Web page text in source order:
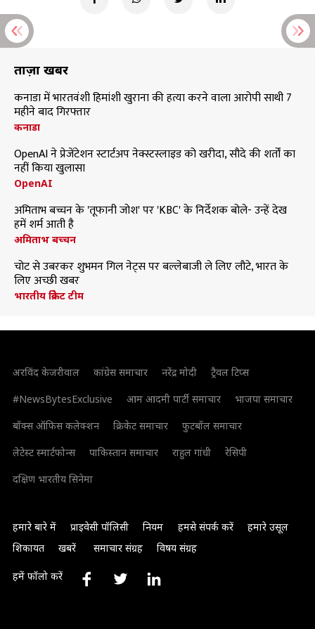
ताज़ा खबरें
कनाडा में भारतवंशी हिमांशी खुराना की हत्या करने वाला आरोपी साथी 7
महीने बाद गिरफ्तार
कनाडा
OpenAI ने प्रेजेंटेशन स्टार्टअप नेक्स्टस्लाइड को खरीदा, सौदे की शर्तों का
नहीं किया खुलासा
OpenAI
अमिताभ बच्चन के 'तूफानी जोश' पर 'KBC' के निर्देशक बोले- उन्हें देख
हमें शर्म आती है
अमिताभ बच्चन
चोट से उबरकर शुभमन गिल नेट्स पर बल्लेबाजी ले लिए लौटे, भारत के
लिए अच्छी खबर
भारतीय क्रिकेट टीम
अरविंद केजरीवाल कांग्रेस समाचार नरेंद्र मोदी
ट्रैवल टिप्स
#NewsBytesExclusive
आम आदमी पार्टी समाचार
भाजपा समाचार
बॉक्स ऑफिस कलेक्शन
क्रिकेट समाचार
फुटबॉल समाचार
लेटेस्ट स्मार्टफोन्स
पाकिस्तान समाचार राहुल गांधी
रेसिपी
दक्षिण भारतीय सिनेमा
हमारे बारे में प्राइवेसी पॉलिसी नियम हमसे संपर्क करें
हमारे उसूल
शिकायत
खबरें समाचार संग्रह विषय संग्रह
हमें फॉलो करें